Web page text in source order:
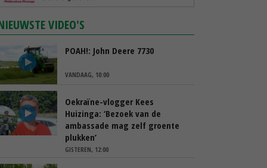
VIDEO'S
POAH!: John Deere 7730
VANDAAG, 10:00
Oekraïne-vlogger Kees
Huizinga: ‘Bezoek van de
ambassade mag zelf groente
plukken’
GISTEREN, 12:00